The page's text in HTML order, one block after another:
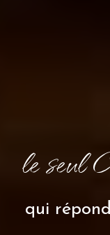
le seul
qui répond